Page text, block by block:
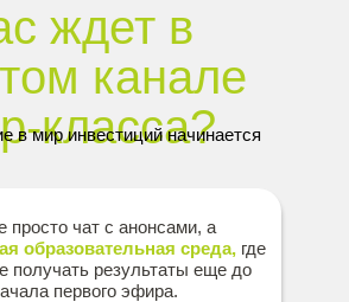
ждет в
канале
класса?
в мир инвестиций начинается
просто чат с анонсами, а
образовательная среда, где
получать результаты еще до
первого эфира.